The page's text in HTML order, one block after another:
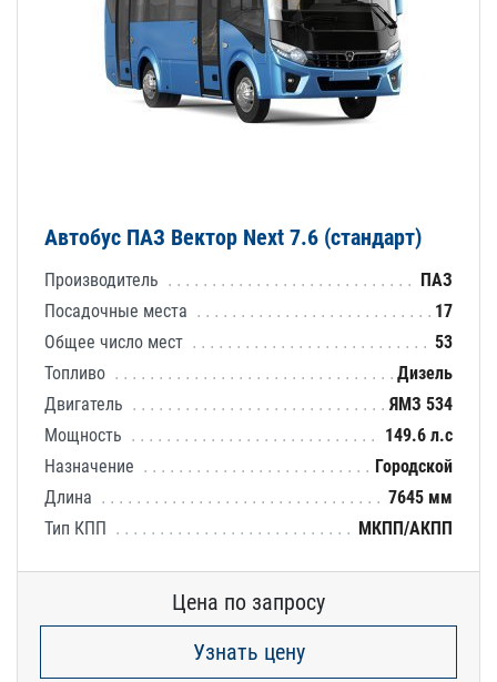
Автобус ПАЗ Вектор Next 7.6 (стандарт)
Производитель
ПАЗ
Посадочные места
17
Общее число мест
53
Топливо
Дизель
Двигатель
ЯМЗ 534
Мощность
149.6 л.с
Назначение
Городской
Длина
7645 мм
Тип КПП
МКПП/АКПП
Цена по запросу
Узнать цену